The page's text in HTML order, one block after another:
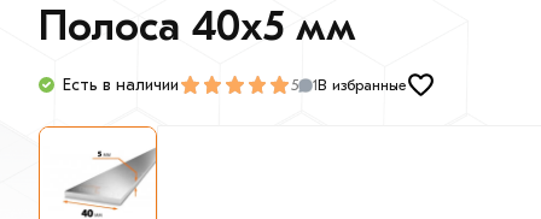
Полоса 40х5 мм
Есть в наличии 5 1В избранные